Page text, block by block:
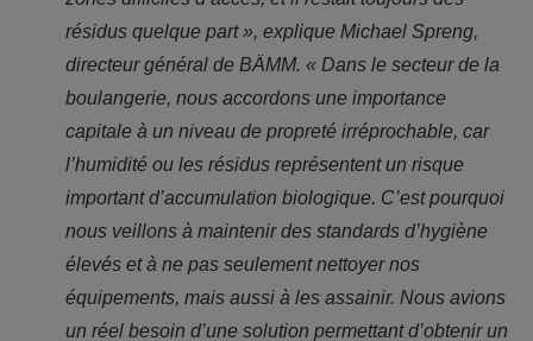
résidus quelque part », explique Michael Spreng,
directeur général de BÄMM. « Dans le secteur de la
boulangerie, nous accordons une importance
capitale à un niveau de propreté irréprochable, car
l’humidité ou les résidus représentent un risque
important d’accumulation biologique. C’est pourquoi
nous veillons à maintenir des standards d’hygiène
élevés et à ne pas seulement nettoyer nos
équipements, mais aussi à les assainir. Nous avions
un réel besoin d’une solution permettant d’obtenir un